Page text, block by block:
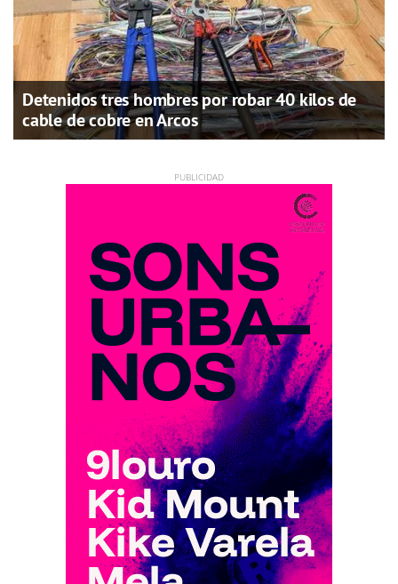
Detenidos tres hombres por robar 40 kilos de
cable de cobre en Arcos